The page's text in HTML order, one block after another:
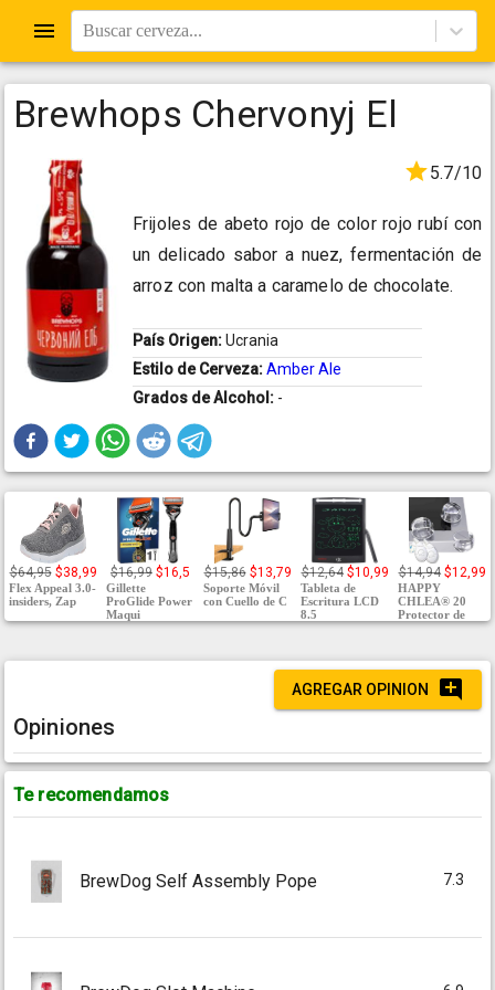
Buscar cerveza...
Brewhops Chervonyj El
5.7/10
Frijoles de abeto rojo de color rojo rubí con
un delicado sabor a nuez, fermentación de
arroz con malta a caramelo de chocolate.
País Origen:Ucrania
Estilo de Cerveza:Amber Ale
Grados de Alcohol: -
$64,95 $38,99
Flex Appeal 3.0-
insiders, Zap
$16,99 $16,5
Gillette
ProGlide Power
Maqui
$15,86 $13,79
Soporte Móvil
con Cuello de C
$12,64 $10,99
Tableta de
Escritura LCD
8.5
$14,94 $12,99
HAPPY
CHLEA® 20
Protector de
AGREGAR OPINION
Opiniones
Te recomendamos
BrewDog Self Assembly Pope 7.3